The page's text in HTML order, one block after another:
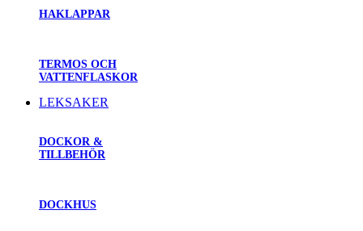
HAKLAPPAR
TERMOS OCH
VATTENFLASKOR
LEKSAKER
DOCKOR &
TILLBEHÖR
DOCKHUS